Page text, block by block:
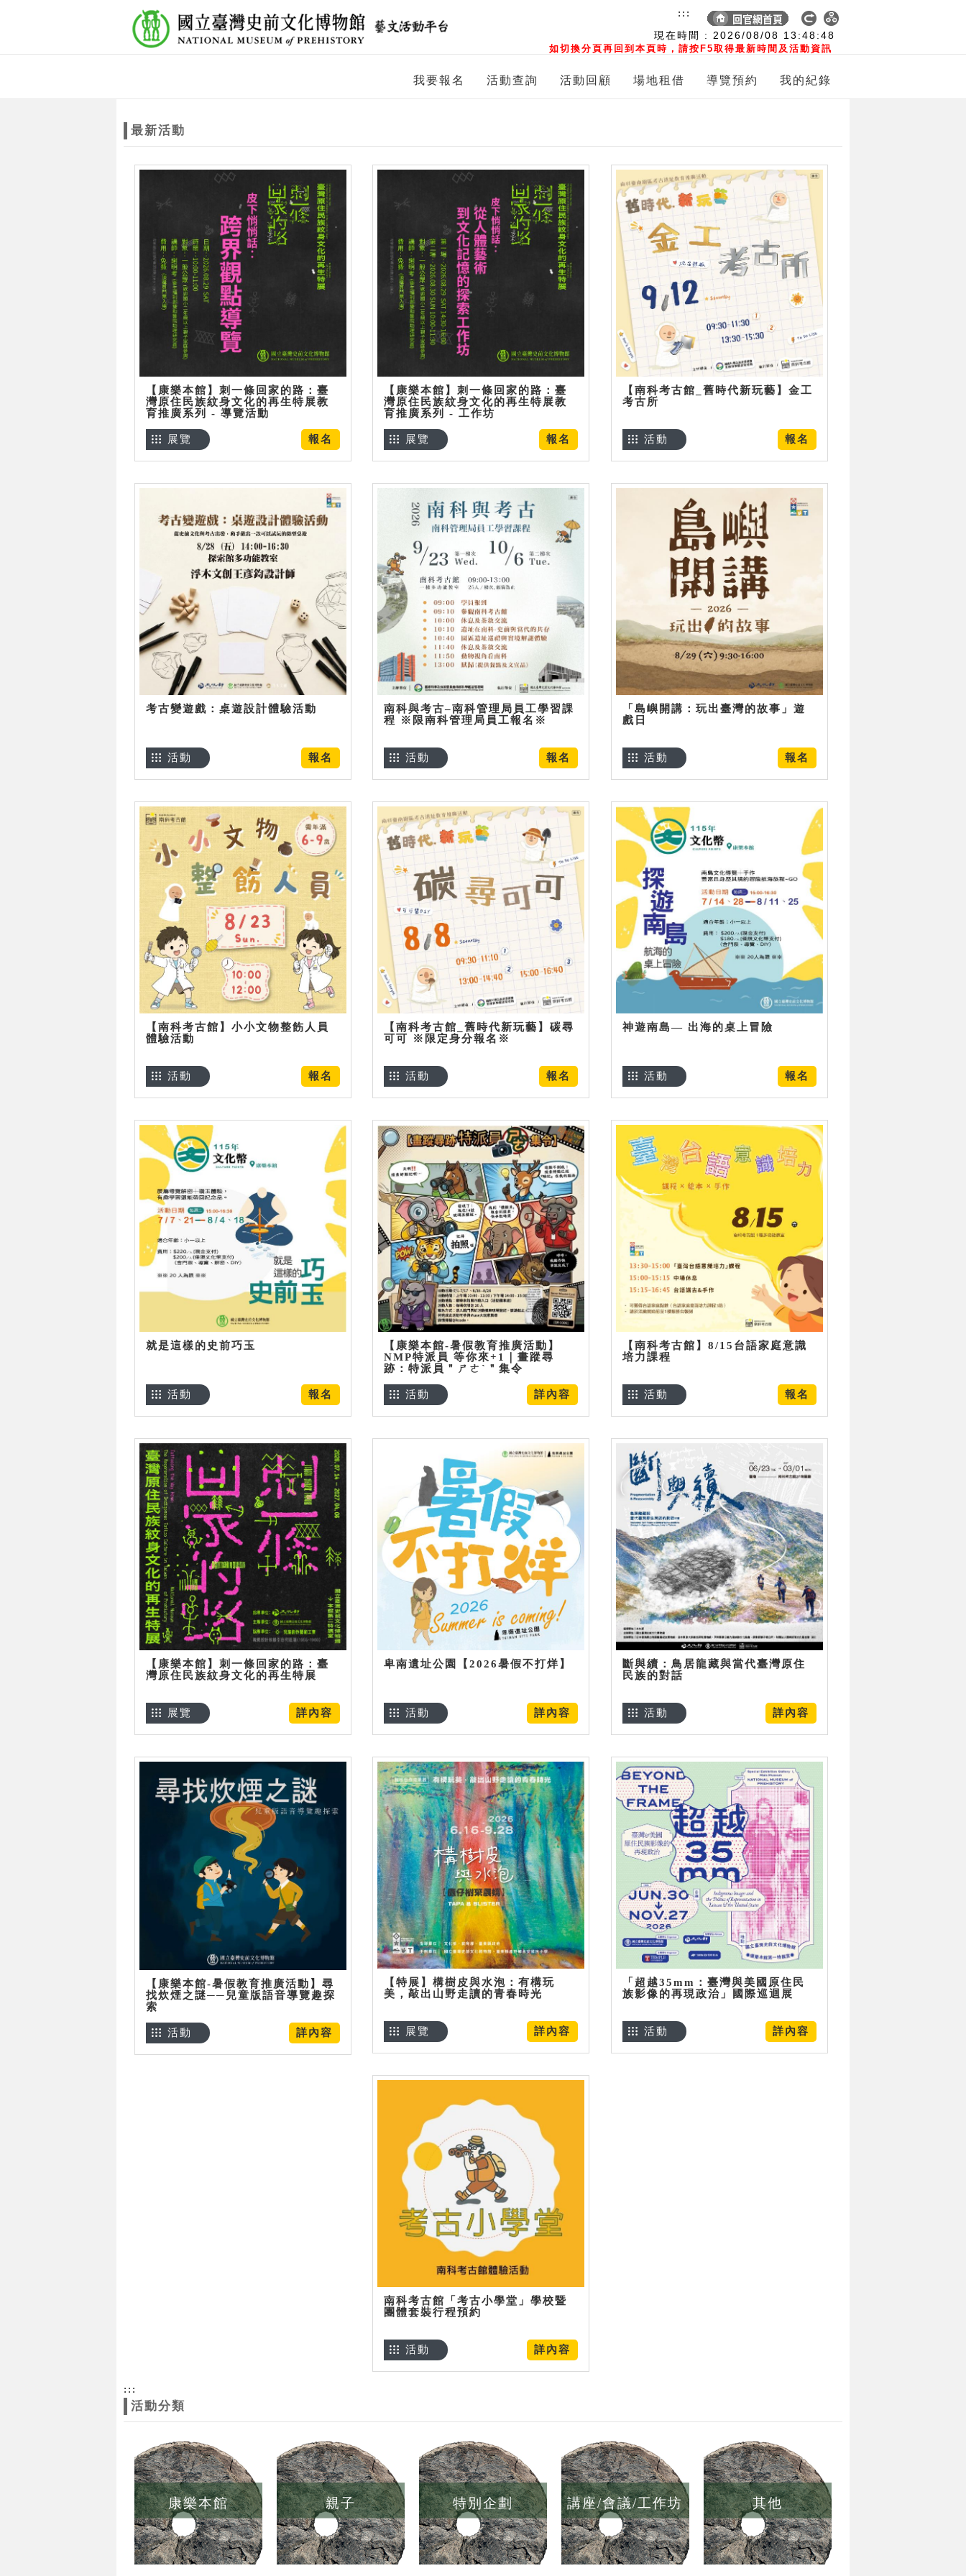
現在時間 : 2026/08/08 13:48:49
如切換分頁再回到本頁時，請按F5取得最新時間及活動資訊
:::
我要報名 活動查詢 活動回顧 場地租借 導覽預約 我的紀錄
最新活動
【康樂本館】刺一條回家的路：臺
灣原住民族紋身文化的再生特展教
育推廣系列 - 導覽活動
報名
展覽
【康樂本館】刺一條回家的路：臺
灣原住民族紋身文化的再生特展教
育推廣系列 - 工作坊
報名
展覽
【南科考古館_舊時代新玩藝】金工
考古所
報名
活動
考古變遊戲：桌遊設計體驗活動
報名
活動
南科與考古–南科管理局員工學習課
程 ※限南科管理局員工報名※
報名
活動
「島嶼開講：玩出臺灣的故事」遊
戲日
報名
活動
【南科考古館】小小文物整飭人員
體驗活動
報名
活動
【南科考古館_舊時代新玩藝】碳尋
可可 ※限定身分報名※
報名
活動
神遊南島— 出海的桌上冒險
報名
活動
就是這樣的史前巧玉
報名
活動
【康樂本館-暑假教育推廣活動】
NMP特派員 等你來+1｜畫蹤尋
跡：特派員＂ㄕㄜˋ＂集令
詳內容
活動
【南科考古館】8/15台語家庭意識
培力課程
報名
活動
【康樂本館】刺一條回家的路：臺
灣原住民族紋身文化的再生特展
詳內容
展覽
卑南遺址公園【2026暑假不打烊】
詳內容
活動
斷與續：鳥居龍藏與當代臺灣原住
民族的對話
詳內容
活動
【康樂本館-暑假教育推廣活動】尋
找炊煙之謎──兒童版語音導覽趣探
索
詳內容
活動
【特展】構樹皮與水泡：有構玩
美，敲出山野走讀的青春時光
詳內容
展覽
「超越35mm：臺灣與美國原住民
族影像的再現政治」國際巡迴展
詳內容
活動
南科考古館「考古小學堂」學校暨
團體套裝行程預約
詳內容
活動
:::
活動分類
康樂本館 親子 特別企劃 講座/會議/工作坊 其他